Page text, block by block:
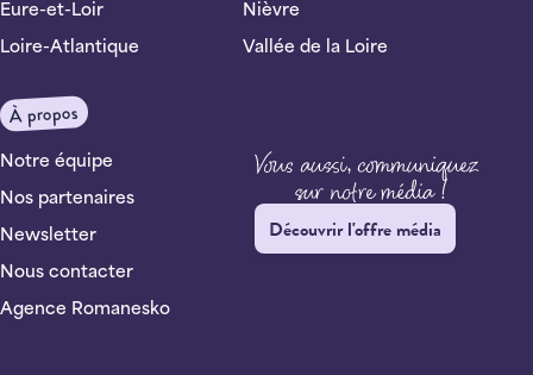
Eure-et-Loir Nièvre
Loire-Atlantique Vallée de la Loire
À propos
Notre équipe
Nos partenaires
Newsletter
Nous contacter
Agence Romanesko
Découvrir l'offre média